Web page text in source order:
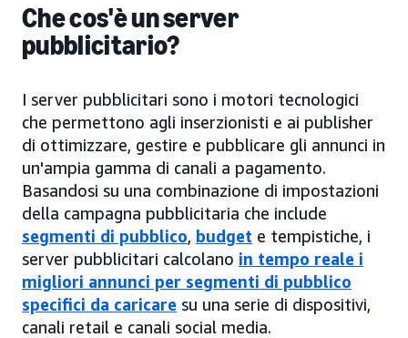
Che cos'è un server
pubblicitario?
I server pubblicitari sono i motori tecnologici
che permettono agli inserzionisti e ai publisher
di ottimizzare, gestire e pubblicare gli annunci in
un'ampia gamma di canali a pagamento.
Basandosi su una combinazione di impostazioni
della campagna pubblicitaria che include
segmenti di pubblico, budget e tempistiche, i
server pubblicitari calcolano in tempo reale i
migliori annunci per segmenti di pubblico
specifici da caricare su una serie di dispositivi,
canali retail e canali social media.